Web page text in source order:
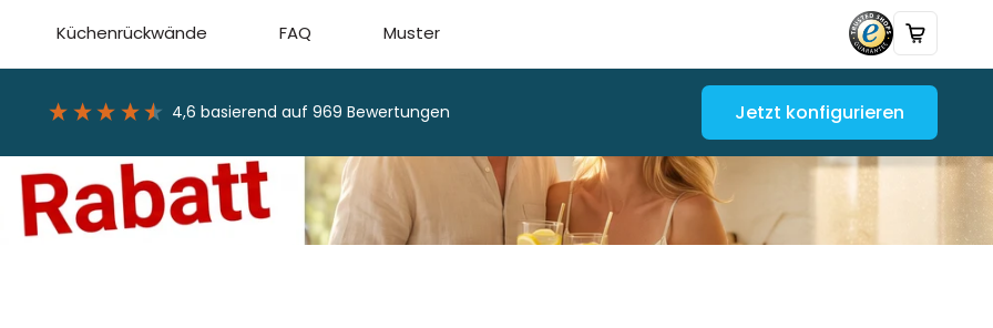
Küchenrückwände FAQ Muster
4,6 basierend auf969 Bewertungen Jetzt konfigurieren